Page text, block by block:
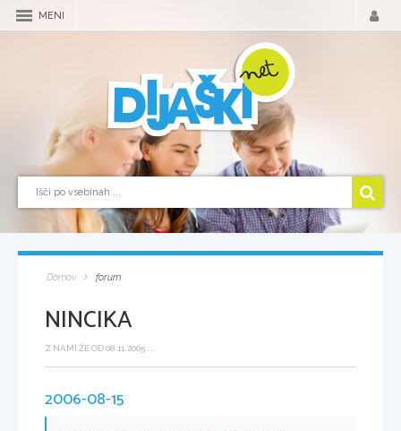
MENI
Domov forum
NINCIKA
Z NAMI ŽE OD 08.11.2005 ...
2006-08-15